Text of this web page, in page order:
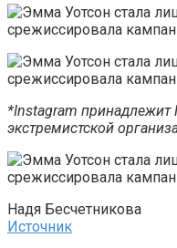
*Instagram
экстремистской
Надя Бесчетникова
Источник